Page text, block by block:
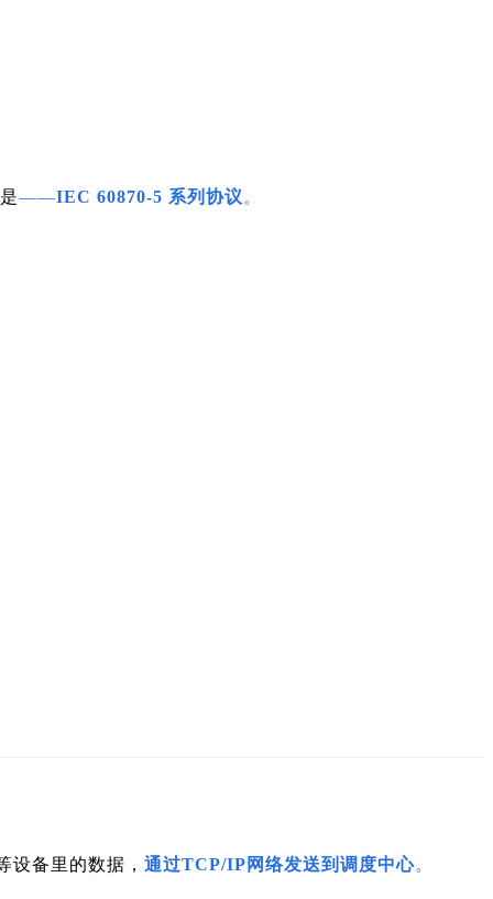
——IEC 60870-5 系列协议 。
设备里的数据， 通过TCP/IP网络发送到调度中心。